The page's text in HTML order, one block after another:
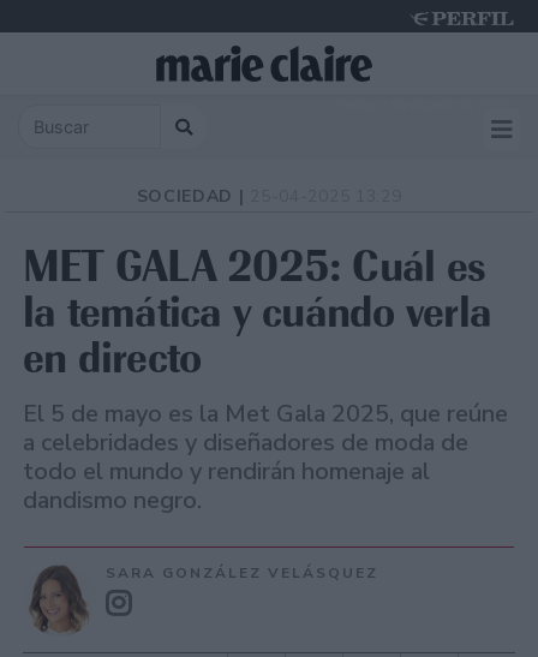
SOCIEDAD |
MET GALA 2025: Cuál es
la temática y cuándo verla
en directo
El 5 de mayo es la Met Gala 2025, que reúne
a celebridades y diseñadores de moda de
todo el mundo y rendirán homenaje al
dandismo negro.
SARA GONZÁLEZ VELÁSQUEZ